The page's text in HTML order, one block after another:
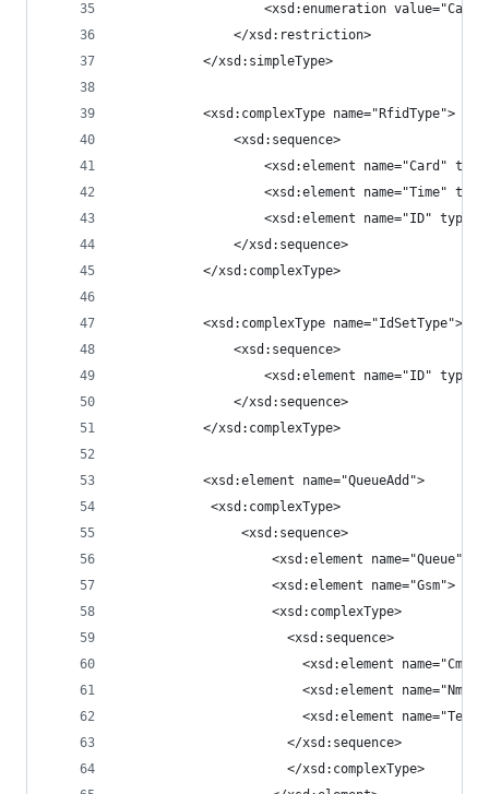
<xsd:enumeration
			   </xsd:restriction>
		   </xsd:simpleType>
		   <xsd:complexType name="RfidType">
			   <xsd:sequence>
<xsd:element name="Card"
<xsd:element name="Time"
<xsd:element name="ID"
			   </xsd:sequence>
		   </xsd:complexType>
           <xsd:complexType name="IdSetType">
			   <xsd:sequence>
<xsd:element name="ID"
			   </xsd:sequence>
		   </xsd:complexType>
           <xsd:element name="QueueAdd">
            <xsd:complexType>
                <xsd:sequence>
<xsd:element name="Queue"
                    <xsd:element name="Gsm">
                    <xsd:complexType>
                      <xsd:sequence>
<xsd:element name="Cmd"
<xsd:element name="Nmr"
<xsd:element
                      </xsd:sequence>
                      </xsd:complexType>